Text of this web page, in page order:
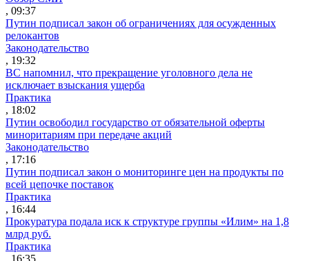
, 09:37
Путин подписал закон об ограничениях для осужденных
релокантов
Законодательство
, 19:32
ВС напомнил, что прекращение уголовного дела не
исключает взыскания ущерба
Практика
, 18:02
Путин освободил государство от обязательной оферты
миноритариям при передаче акций
Законодательство
, 17:16
Путин подписал закон о мониторинге цен на продукты по
всей цепочке поставок
Практика
, 16:44
Прокуратура подала иск к структуре группы «Илим» на 1,8
млрд руб.
Практика
, 16:35